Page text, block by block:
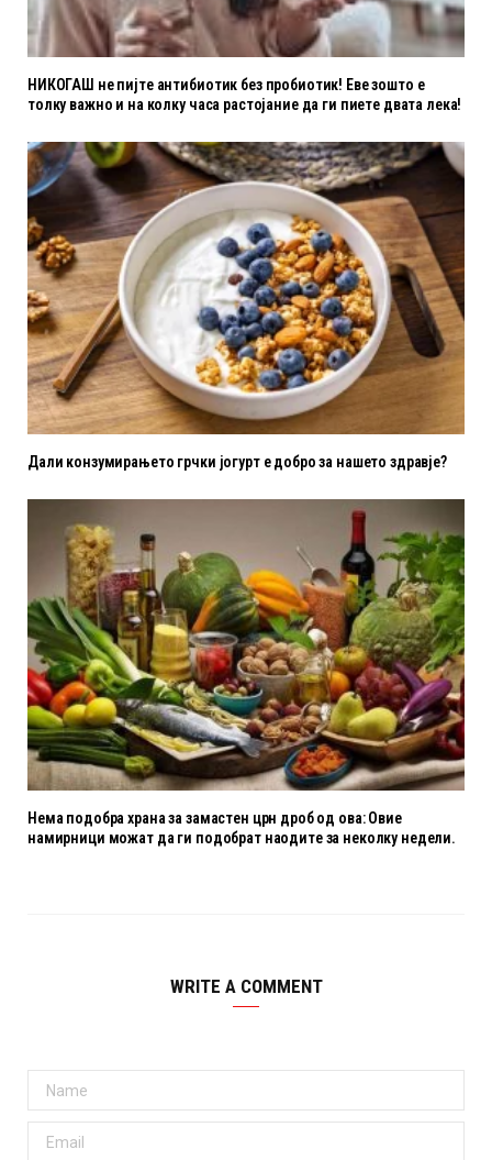
НИКОГАШ не пијте антибиотик без пробиотик! Еве зошто е
толку важно и на колку часа растојание да ги пиете двата лека!
Дали конзумирањето грчки јогурт е добро за нашето здравје?
Нема подобра храна за замастен црн дроб од ова: Овие
намирници можат да ги подобрат наодите за неколку недели.
WRITE A COMMENT